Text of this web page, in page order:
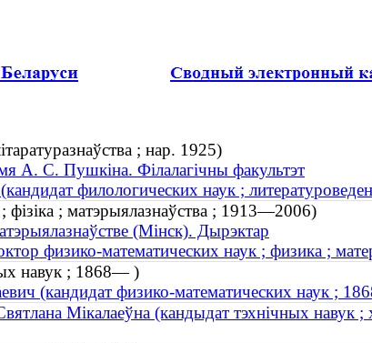
; нар. 1925)
А. С. Пушкіна. Філалагічны факультэт
филологических наук ;
фізіка ; матэрыялазнаўства ; 1913—2006)
(Мінск). Дырэктар
физико-математических наук ; физика ;
навук ; 1868— )
(кандидат физико-математических наук ;
Мікалаеўна (кандыдат тэхнічных навук ;